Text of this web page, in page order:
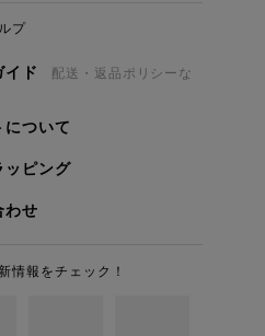
プ
イド 配送・返品ポリシーな
ついて
ッピング
わせ
情報をチェック！